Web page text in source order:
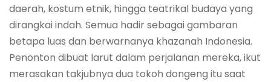
daerah, kostum etnik, hingga teatrikal budaya yang
dirangkai indah. Semua hadir sebagai gambaran
betapa luas dan berwarnanya khazanah Indonesia.
Penonton dibuat larut dalam perjalanan mereka, ikut
merasakan takjubnya dua tokoh dongeng itu saat